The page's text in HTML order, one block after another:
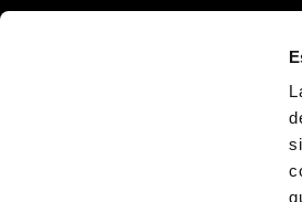
Calle Poeta Quintana, 1